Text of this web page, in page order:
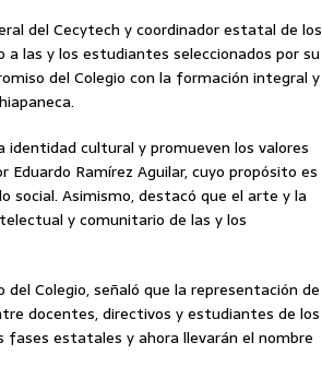
del Cecytech y coordinador estatal de los
las y los estudiantes seleccionados por su
del Colegio con la formación integral y
cultural y promueven los valores
Eduardo Ramírez Aguilar, cuyo propósito es
social. Asimismo, destacó que el arte y la
y comunitario de las y los
Colegio, señaló que la representación de
docentes, directivos y estudiantes de los
estatales y ahora llevarán el nombre